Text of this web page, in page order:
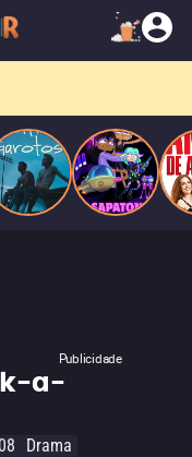
Publicidade
a-
Drama